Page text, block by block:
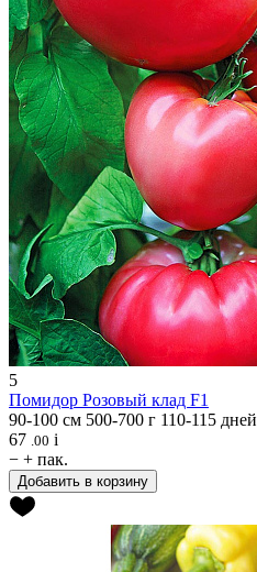
5
Помидор Розовый клад F1
90-100 см 500-700 г 110-115 дней
67 .00 i
− + пак.
Добавить в корзину